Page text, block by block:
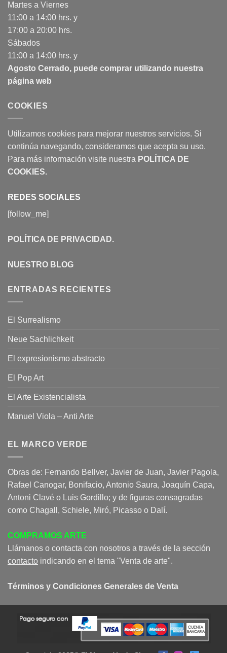
Martes a Viernes
11:00 a 14:00 hrs. y
17:00 a 20:00 hrs.
Sábados
11:00 a 14:00 hrs. y
Agosto Cerrado, puede comprar utilizando nuestra
página web
COOKIES
Utilizamos cookies para mejorar nuestros servicios. Si
continúa navegando, consideramos que acepta su uso.
Para más información visite nuestra POLÍTICA DE
COOKIES.
REDES SOCIALES
[follow_me]
POLÍTICA DE PRIVACIDAD.
NUESTRO BLOG
ENTRADAS RECIENTES
El Surrealismo
Neue Sachlichkeit
El expresionismo abstracto
El Pop Art
El Arte Existencialista
Manuel Viola – Anti Arte
EL MARCO VERDE
Obras de: Fernando Bellver, Javier de Juan, Javier Pagola,
Rafael Canogar, Bonifacio, Antonio Saura, Joaquín Capa,
Antoni Clavé o Luis Gordillo; y de figuras consagradas
como Chagall, Schiele, Miró, Picasso o Dalí.
COMPRAMOS ARTE
Llámanos o contacta con nosotros a través de la sección
contacto indicando en el tema "Venta de arte".
Términos y Condiciones Generales de Venta